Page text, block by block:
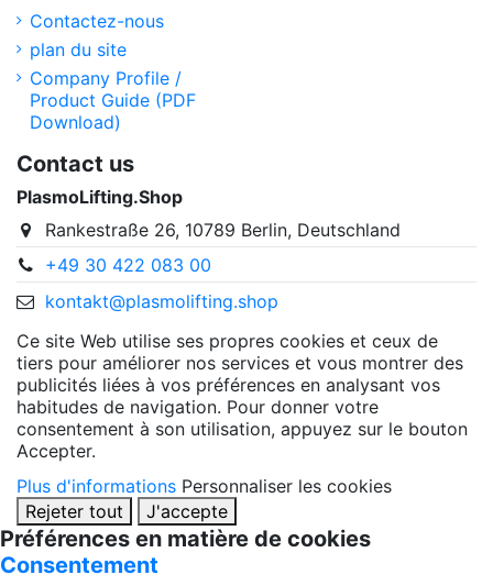
Contactez-nous
plan du site
Company Profile /
Product Guide (PDF
Download)
Contact us
PlasmoLifting.Shop
Rankestraße 26, 10789 Berlin, Deutschland
+49 30 422 083 00
kontakt@plasmolifting.shop
Ce site Web utilise ses propres cookies et ceux de
tiers pour améliorer nos services et vous montrer des
publicités liées à vos préférences en analysant vos
habitudes de navigation. Pour donner votre
consentement à son utilisation, appuyez sur le bouton
Accepter.
Plus d'informations Personnaliser les cookies
Rejeter tout
J'accepte
Préférences en matière de cookies
Consentement